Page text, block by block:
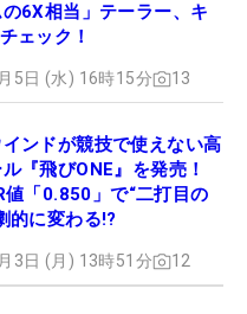
6X相当」テーラー、キ
ェック！
5日 (水) 16時15分 13
ンドが競技で使えない高
『飛びONE』を発売！
値「0.850」で“二打目の
的に変わる!?
3日 (月) 13時51分 12